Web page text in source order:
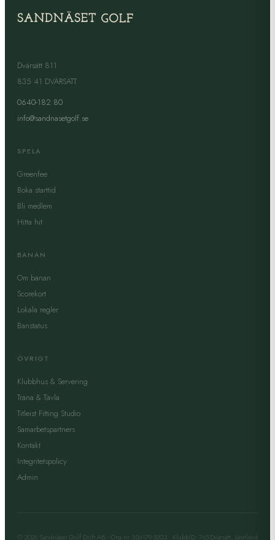
Dvärsätt 811
835 41 DVÄRSÄTT
0640-182 80
info@sandnasetgolf.se
SPELA
Greenfee
Boka starttid
Bli medlem
Hitta hit
BANAN
Om banan
Scorekort
Lokala regler
Banstatus
ÖVRIGT
Klubbhus & Servering
Träna & Tävla
Titleist Fitting Studio
Samarbetspartners
Kontakt
Integritetspolicy
Admin
© 2026 Sandnäset Golf Drift AB · Org.nr 556179-5203 · KlubbID: 765Dvärsätt, Jämtland